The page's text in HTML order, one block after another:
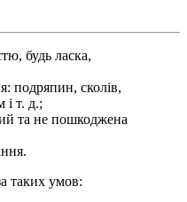
будь ласка,
подряпин, сколів,
і т. д.;
та не пошкоджена
таких умов: